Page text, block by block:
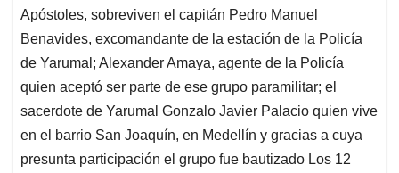
Apóstoles, sobreviven el capitán Pedro Manuel
Benavides, excomandante de la estación de la Policía
de Yarumal; Alexander Amaya, agente de la Policía
quien aceptó ser parte de ese grupo paramilitar; el
sacerdote de Yarumal Gonzalo Javier Palacio quien vive
en el barrio San Joaquín, en Medellín y gracias a cuya
presunta participación el grupo fue bautizado Los 12